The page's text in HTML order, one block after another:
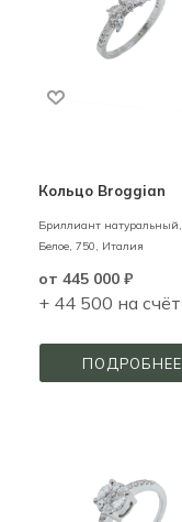
Кольцо Broggian
Бриллиант натуральный,
Белое, 750, Италия
от 445 000 ₽
+ 44 500 на счёт
ПОДРОБНЕЕ